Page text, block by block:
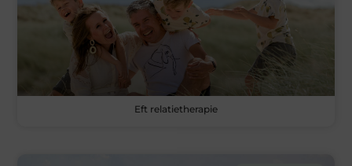
Eft relatietherapie